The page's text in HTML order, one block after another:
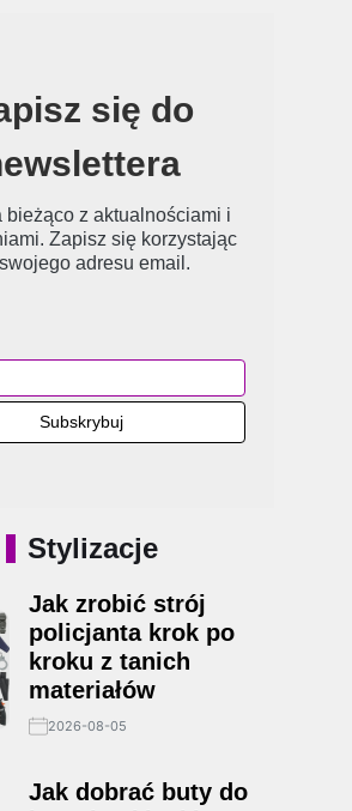
się do
bieżąco z aktualnościami i
Zapisz się korzystając
adresu email.
Stylizacje
Jak zrobić strój
policjanta krok po
kroku z tanich
materiałów
2026-08-05
Jak dobrać buty do